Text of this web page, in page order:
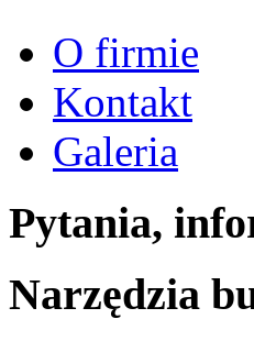
O firmie
Kontakt
Galeria
Pytania,
Narzędzia